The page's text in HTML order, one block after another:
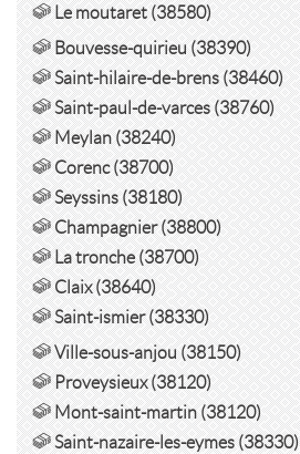
Le moutaret (38580)
Bouvesse-quirieu (38390)
Saint-hilaire-de-brens (38460)
Saint-paul-de-varces (38760)
Meylan (38240)
Corenc (38700)
Seyssins (38180)
Champagnier (38800)
La tronche (38700)
Claix (38640)
Saint-ismier (38330)
Ville-sous-anjou (38150)
Proveysieux (38120)
Mont-saint-martin (38120)
Saint-nazaire-les-eymes (38330)